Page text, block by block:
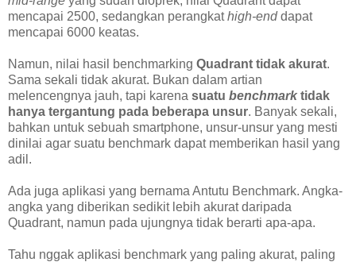
mencapai 2500, sedangkan perangkathigh-enddapat
mencapai 6000 keatas.
Namun, nilai hasil benchmarking Quadrant tidak akurat.
Sama sekali tidak akurat. Bukan dalam artian
melencengnya jauh, tapi karena suatu benchmark tidak
hanya tergantung pada beberapa unsur. Banyak sekali,
bahkan untuk sebuah smartphone, unsur-unsur yang mesti
dinilai agar suatu benchmark dapat memberikan hasil yang
adil.
Ada juga aplikasi yang bernama Antutu Benchmark. Angka-
angka yang diberikan sedikit lebih akurat daripada
Quadrant, namun pada ujungnya tidak berarti apa-apa.
Tahu nggak aplikasi benchmark yang paling akurat, paling